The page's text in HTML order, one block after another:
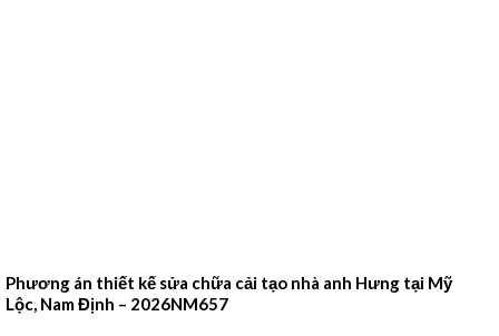
Phương án thiết kế sửa chữa cải tạo nhà anh Hưng tại Mỹ
Lộc, Nam Định – 2026NM657